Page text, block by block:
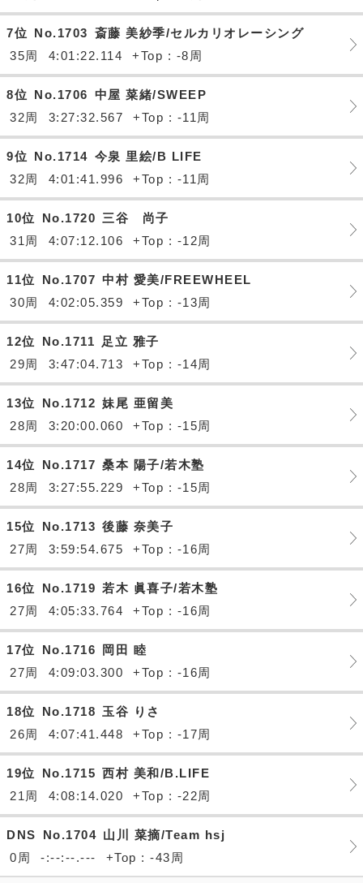
7位 No.1703 斎藤 美紗季/セルカリオレーシング
35周
4:01:22.114 +Top : -8周
8位 No.1706 中屋 菜緒/SWEEP
32周
3:27:32.567 +Top : -11周
9位 No.1714 今泉 里絵/B LIFE
32周
4:01:41.996 +Top : -11周
10位 No.1720 三谷 尚子
31周
4:07:12.106 +Top : -12周
11位 No.1707 中村 愛美/FREEWHEEL
30周
4:02:05.359 +Top : -13周
12位 No.1711
足立 雅子
29周
3:47:04.713 +Top : -14周
13位 No.1712 妹尾 亜留美
28周
3:20:00.060 +Top : -15周
14位 No.1717 桑本 陽子/若木塾
28周
3:27:55.229 +Top : -15周
15位 No.1713 後藤 奈美子
27周
3:59:54.675 +Top : -16周
16位 No.1719 若木 眞喜子/若木塾
27周
4:05:33.764 +Top : -16周
17位 No.1716
岡田 睦
27周
4:09:03.300 +Top : -16周
18位 No.1718 玉谷 りさ
26周
4:07:41.448 +Top : -17周
19位 No.1715 西村 美和/B.LIFE
21周
4:08:14.020 +Top : -22周
DNS No.1704 山川 菜摘/Team hsj
0周
-:--:--.--- +Top : -43周